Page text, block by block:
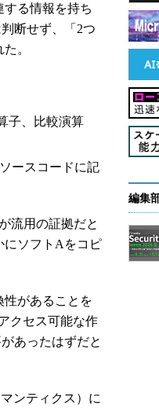
る情報を持ち
断せず、「2つ
。
子、比較演算
ースコードに記
流用の証拠だと
にソフトAをコピ
があることを
クセス可能な作
あったはずだと
ンティクス）に
編集